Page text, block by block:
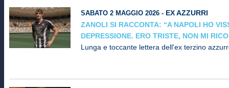
SABATO 2 MAGGIO 2026 - EX AZZURRI
ZANOLI SI RACCONTA: “A NAPOLI HO
DEPRESSIONE. ERO TRISTE, NON MI
Lunga e toccante lettera dell'ex terzino